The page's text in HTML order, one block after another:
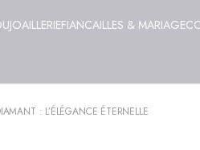
JOAILLERIEFIANCAILLES & MARIAGE
: L’ÉLÉGANCE ÉTERNELLE